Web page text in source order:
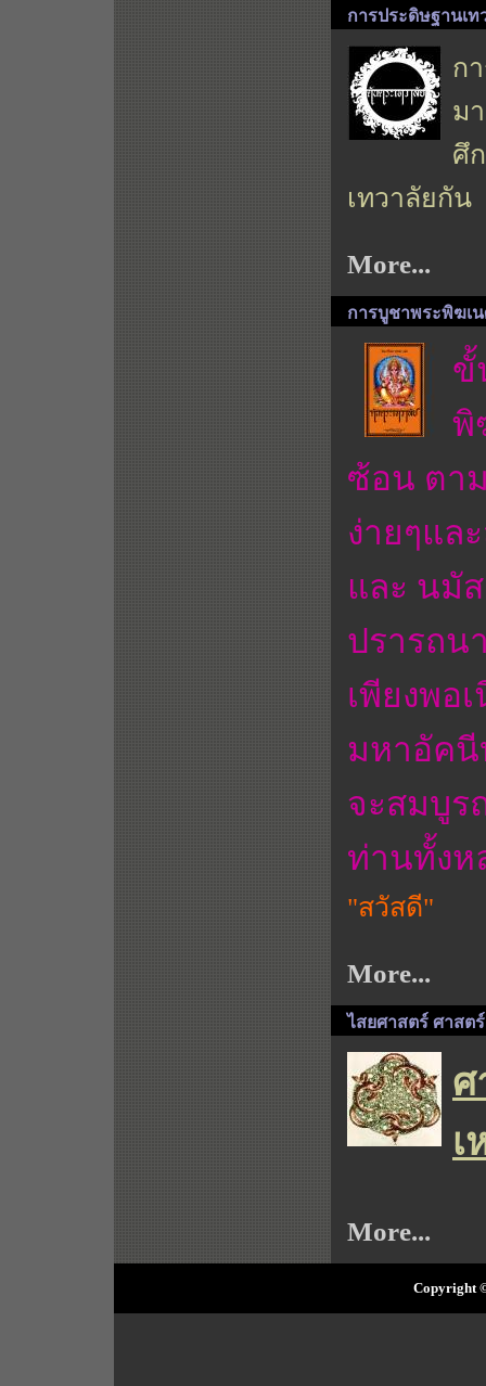
การประดิษฐานเ
ก
ม
ศึ
เทวาลัยกัน
More...
การบูชาพระพิฆเน
ขั้
พิ
ซ้อน ตา
ง่ายๆแล
และ นมั
ปรารถน
เพียงพอ
มหาอัคนี
จะสมบูร
ท่านทั้งห
"สวัสดี"
More...
ไสยศาสตร์ ศาสต
ศ
เ
More...
Copyright